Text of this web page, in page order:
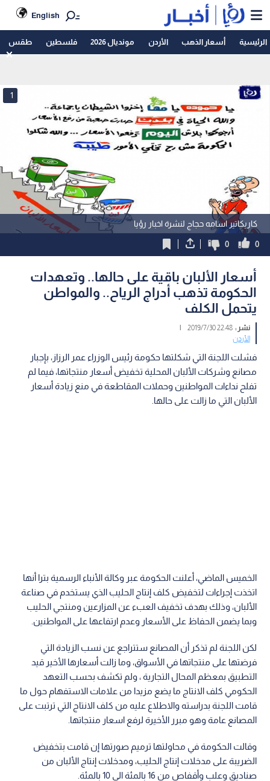
English
الرئيسية أسعار الذهب الأردن مونديال 2026 فلسطين طقس
كاريكاتير اسامه حجاج لنشرة اخبار رؤيا
1
0
0
أسعار الألبان باقية على حالها.. وتعهدات
الحكومة تذهب أدراج الرياح.. والمواطن
يتحمل الكلف
نشر :22:48 2019/7/30
|
الأردن
فشلت اللجنة التي شكلتها حكومة رئيس الوزراء عمر الرزاز، بإجبار
مصانع وشركات الألبان المحلية تخفيض أسعار منتجاتها، فيما لم
تفلح نداءات المواطنين وحملات المقاطعة في منع زيادة أسعار
الألبان التي ما زالت على حالها.
الخميس الماضي، أعلنت الحكومة عبر وكالة الأنباء الرسمية بترا أنها
اتخذت إجراءات لتخفيض كلف إنتاج الحليب الذي يستخدم في صناعة
الألبان، وذلك بهدف تخفيف العبء عن المزارعين ومنتجي الحليب
وبما يضمن الحفاظ على الأسعار وعدم ارتفاعها على المواطنين.
لكن اللجنة لم تذكر أن المصانع ستتراجع عن نسب الزيادة التي
فرضتها على منتجاتها في الأسواق، وما زالت أسعارها الأخير قيد
التطبيق بمعظم المحال التجارية ، ولم تكشف بحسب التعهد
الحكومي كلف الانتاج ما يضع مزيدا من علامات الاستفهام حول ما
قامت اللجنة بدراسته والاطلاع عليه من كلف الانتاج التي ترتبت على
المصانع عامة وهو مبرر الأخيرة لرفع اسعار منتجاتها.
وقالت الحكومة في محاولتها ترميم صورتها إن قامت بتخفيض
الضريبة على مدخلات إنتاج الحليب، ومدخلات إنتاج الألبان من
صناديق وعلب وأقفاص من 16 بالمئة الى 10 بالمئة.